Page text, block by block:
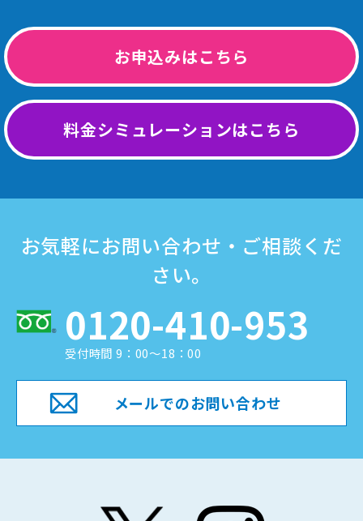
お申込みはこちら
料金シミュレーションはこちら
お気軽にお問い合わせ・ご相談くだ
さい。
0120-410-953
受付時間 9：00～18：00
メールでのお問い合わせ